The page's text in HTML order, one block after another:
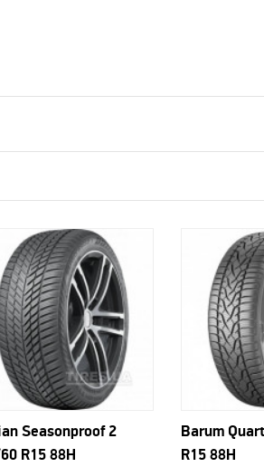
Seasonproof 2
R15 88H
Barum
R15 88H